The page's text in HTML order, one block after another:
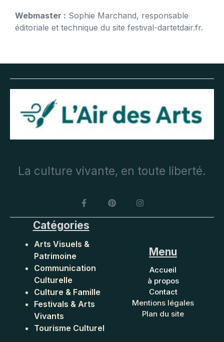
Webmaster : Sophie Marchand, responsable
éditoriale et technique du site festival-dartetdair.fr.
La culture vivante, en toute liberté.
Catégories
Arts Visuels &
Patrimoine
Communication
Culturelle
Culture & Famille
Festivals & Arts
Vivants
Tourisme Culturel
Menu
Accueil
à propos
Contact
Mentions légales
Plan du site